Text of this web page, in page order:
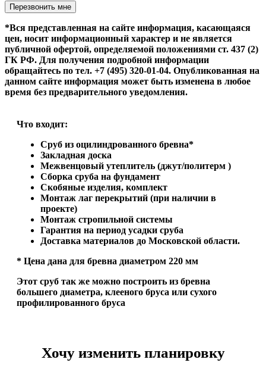
Оставьте это поле пустым.
*Вся представленная на сайте информация, касающаяся
цен, носит информационный характер и не является
публичной офертой, определяемой положениями ст. 437 (2)
ГК РФ. Для получения подробной информации
обращайтесь по тел. +7 (495) 320-01-04. Опубликованная на
данном сайте информация может быть изменена в любое
время без предварительного уведомления.
Что входит:
Сруб из оцилиндрованного бревна*
Закладная доска
Межвенцовый утеплитель (джут/политерм )
Сборка сруба на фундамент
Скобяные изделия, комплект
Монтаж лаг перекрытий (при наличии в
проекте)
Монтаж стропильной системы
Гарантия на период усадки сруба
Доставка материалов до Московской области.
* Цена дана для бревна диаметром 220 мм
Этот сруб так же можно построить из бревна
большего диаметра, клееного бруса или сухого
профилированного бруса
Хочу изменить планировку